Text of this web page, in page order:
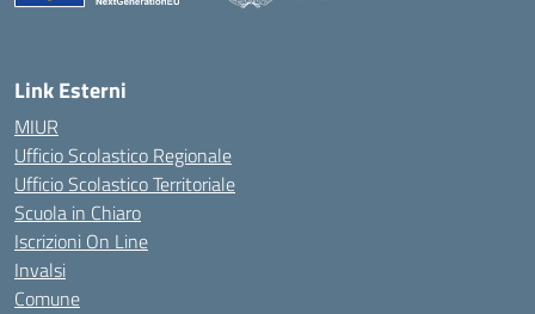
Link Esterni
MIUR
Ufficio Scolastico Regionale
Ufficio Scolastico Territoriale
Scuola in Chiaro
Iscrizioni On Line
Invalsi
Comune